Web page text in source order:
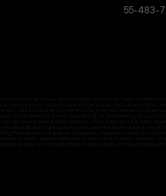
55-483-